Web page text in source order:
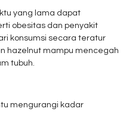
yang lama dapat
obesitas dan penyakit
konsumsi secara teratur
hazelnut mampu mencegah
tubuh.
mengurangi kadar